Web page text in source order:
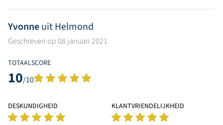
Yvonneuit Helmond
Geschreven op 08 januari 2021
TOTAALSCORE
10/10
DESKUNDIGHEID KLANTVRIENDELIJKHEID